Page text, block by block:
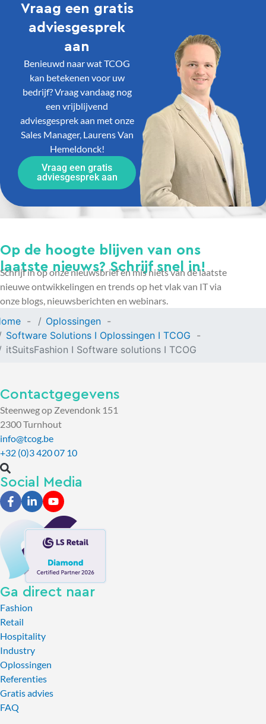
Vraag een gratis
adviesgesprek
aan
Benieuwd naar wat TCOG
kan betekenen voor uw
bedrijf? Vraag vandaag nog
een vrijblijvend
adviesgesprek aan met onze
Sales Manager, Laurens Van
Hemeldonck!
Vraag een gratis
adviesgesprek aan
Op de hoogte blijven van ons
laatste nieuws? Schrijf snel in!
Schrijf in op onze nieuwsbrief en mis niets van de laatste
nieuwe ontwikkelingen en trends op het vlak van IT via
onze blogs, nieuwsberichten en webinars.
Oplossingen
Software Solutions I Oplossingen I TCOG
itSuitsFashion I Software solutions I TCOG
Contactgegevens
Steenweg op Zevendonk 151
2300 Turnhout
info@tcog.be
+32 (0)3 420 07 10
Social Media
Ga direct naar
Fashion
Retail
Hospitality
Industry
Oplossingen
Referenties
Gratis advies
FAQ